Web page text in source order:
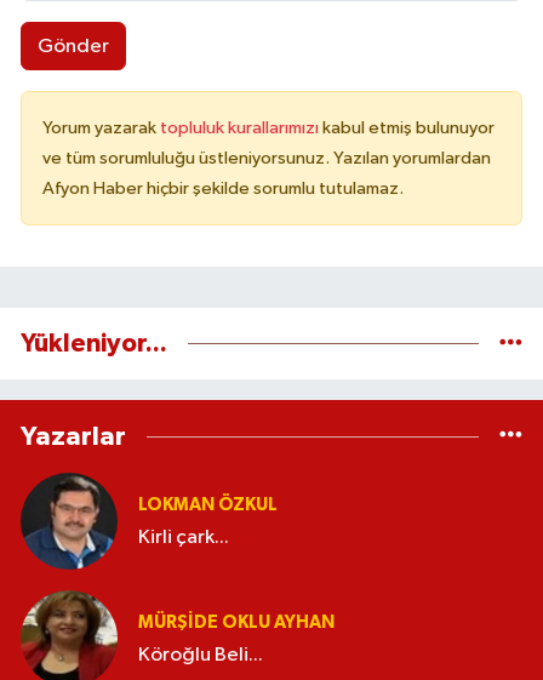
Gönder
Yorum yazarak topluluk kurallarımızı kabul etmiş bulunuyor
ve tüm sorumluluğu üstleniyorsunuz. Yazılan yorumlardan
Afyon Haber hiçbir şekilde sorumlu tutulamaz.
Yükleniyor...
Yazarlar
LOKMAN ÖZKUL
Kirli çark...
MÜRŞIDE OKLU AYHAN
Köroğlu Beli...